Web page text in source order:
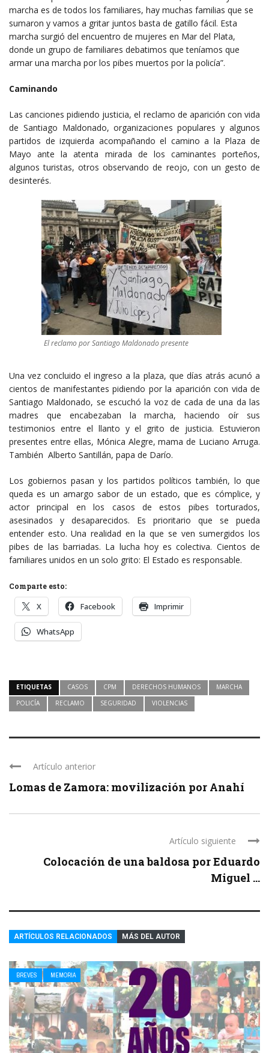
marcha es de todos los familiares, hay muchas familias que se
sumaron y vamos a gritar juntos basta de gatillo fácil. Esta
marcha surgió del encuentro de mujeres en Mar del Plata,
donde un grupo de familiares debatimos que teníamos que
armar una marcha por los pibes muertos por la policía”.
Caminando
Las canciones pidiendo justicia, el reclamo de aparición con vida
de Santiago Maldonado, organizaciones populares y algunos
partidos de izquierda acompañando el camino a la Plaza de
Mayo ante la atenta mirada de los caminantes porteños,
algunos turistas, otros observando de reojo, con un gesto de
desinterés.
El reclamo por Santiago Maldonado presente
Una vez concluido el ingreso a la plaza, que días atrás acunó a
cientos de manifestantes pidiendo por la aparición con vida de
Santiago Maldonado, se escuchó la voz de cada de una da las
madres que encabezaban la marcha, haciendo oír sus
testimonios entre el llanto y el grito de justicia. Estuvieron
presentes entre ellas, Mónica Alegre, mama de Luciano Arruga.
También Alberto Santillán, papa de Darío.
Los gobiernos pasan y los partidos políticos también, lo que
queda es un amargo sabor de un estado, que es cómplice, y
actor principal en los casos de estos pibes torturados,
asesinados y desaparecidos. Es prioritario que se pueda
entender esto. Una realidad en la que se ven sumergidos los
pibes de las barriadas. La lucha hoy es colectiva. Cientos de
familiares unidos en un solo grito: El Estado es responsable.
Comparte esto:
X Facebook Imprimir
WhatsApp
ETIQUETAS CASOS CPM DERECHOS HUMANOS
MARCHA
POLICÍA
RECLAMO SEGURIDAD VIOLENCIAS
Artículo anterior
Lomas de Zamora: movilización por Anahí
Artículo siguiente
Colocación de una baldosa por Eduardo
Miguel ...
ARTÍCULOS RELACIONADOS MÁS DEL AUTOR
BREVES MEMORIA